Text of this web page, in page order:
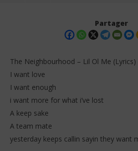
NOW VIEWING
Partager
The Neighbourhood – Lil Ol Me (Lyrics)
I want love
I want enough
i want more for what i’ve lost
A keep sake
A team mate
yesterday keeps callin sayin they want